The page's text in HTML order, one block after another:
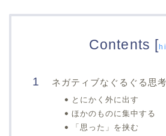
Contents [
ネガティブなぐるぐる思
とにかく外に出す
ほかのものに集中する
「思った」を挟む